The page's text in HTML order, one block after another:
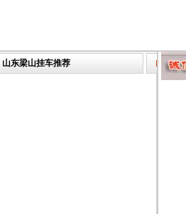
山东梁山挂车推荐